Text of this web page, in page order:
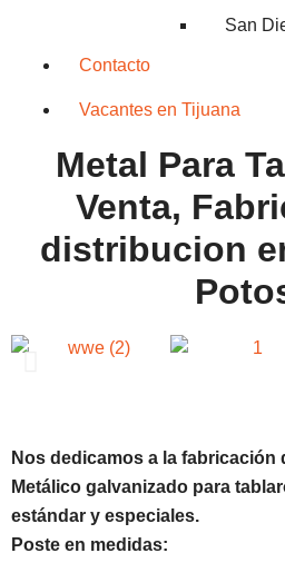
San
Contacto
Vacantes en Tijuana
Metal Para
Venta,
distribucion
Nos dedicamos a la fabricación
Metálico galvanizado para
estándar y especiales.
Poste en medidas: